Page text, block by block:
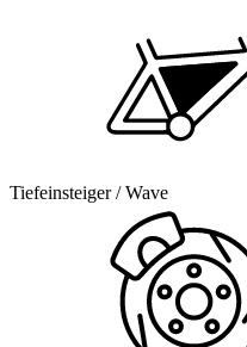
Tiefeinsteiger / Wave